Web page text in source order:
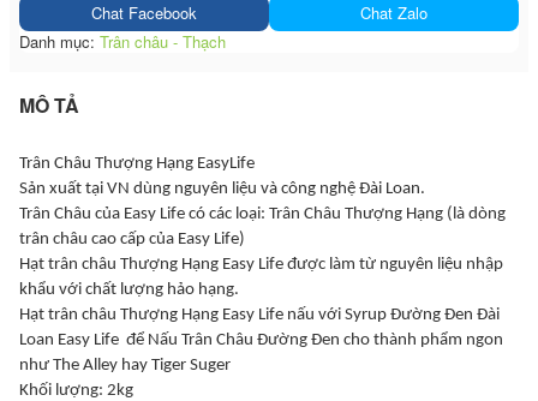
Chat Facebook
Chat Zalo
Danh mục: Trân châu - Thạch
MÔ TẢ
Trân Châu Thượng Hạng EasyLife
Sản xuất tại VN dùng nguyên liệu và công nghệ Đài Loan.
Trân Châu của Easy Life có các loại: Trân Châu Thượng Hạng (là dòng
trân châu cao cấp của Easy Life)
Hạt trân châu Thượng Hạng Easy Life được làm từ nguyên liệu nhập
khẩu với chất lượng hảo hạng.
Hạt trân châu Thượng Hạng Easy Life nấu với Syrup Đường Đen Đài
Loan Easy Life để Nấu Trân Châu Đường Đen cho thành phẩm ngon
như The Alley hay Tiger Suger
Khối lượng: 2kg